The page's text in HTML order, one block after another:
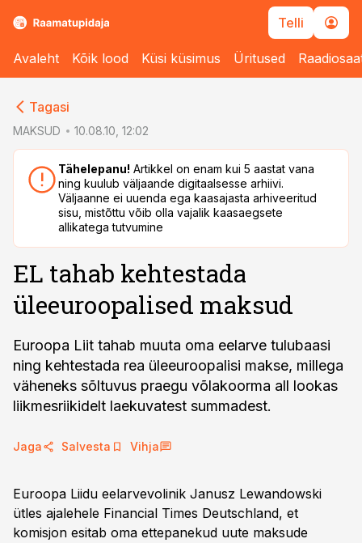
Telli
Avaleht Kõik lood Küsi küsimus Üritused
Tagasi
MAKSUD 10.08.10, 12:02
Tähelepanu! Artikkel on enam kui 5 aastat vana
ning kuulub väljaande digitaalsesse arhiivi.
Väljaanne ei uuenda ega kaasajasta arhiveeritud
sisu, mistõttu võib olla vajalik kaasaegsete
allikatega tutvumine
EL tahab kehtestada
üleeuroopalised maksud
Euroopa Liit tahab muuta oma eelarve tulubaasi
ning kehtestada rea üleeuroopalisi makse, millega
väheneks sõltuvus praegu võlakoorma all lookas
liikmesriikidelt laekuvatest summadest.
Jaga Salvesta Vihja
Euroopa Liidu eelarvevolinik Janusz Lewandowski
ütles ajalehele Financial Times Deutschland, et
komisjon esitab oma ettepanekud uute maksude